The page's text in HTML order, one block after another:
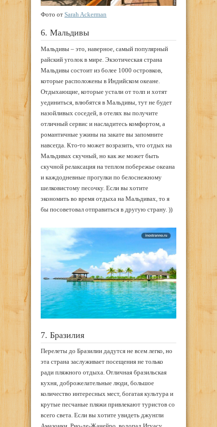
Фото от Sarah Ackerman
6. Мальдивы
Мальдивы – это, наверное, самый популярный
райский уголок в мире. Экзотическая страна
Мальдивы состоит из более 1000 островков,
которые расположены в Индийском океане.
Отдыхающие, которые устали от толп и хотят
уединиться, влюбятся в Мальдивы, тут не будет
назойливых соседей, в отелях вы получите
отличный сервис и насладитесь комфортом, а
романтичные ужины на закате вы запомните
навсегда. Кто-то может возразить, что отдых на
Мальдивах скучный, но как же может быть
скучной релаксация на теплом побережье океана
и каждодневные прогулки по белоснежному
шелковистому песочку. Если вы хотите
экономить во время отдыха на Мальдивах, то я
бы посоветовал отправиться в другую страну. ))
7. Бразилия
Перелеты до Бразилии дадутся не всем легко, но
эта страна заслуживает посещения не только
ради пляжного отдыха. Отличная бразильская
кухня, доброжелательные люди, большое
количество интересных мест, богатая культура и
крутые песчаные пляжи привлекают туристов со
всего света. Если вы хотите увидеть джунгли